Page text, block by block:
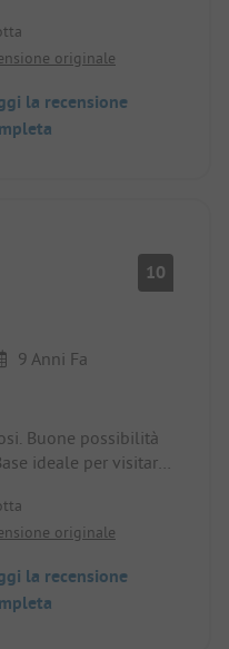
originale
la recensione
10
9 Anni Fa
Buone possibilità
ideale per visitare
originale
la recensione